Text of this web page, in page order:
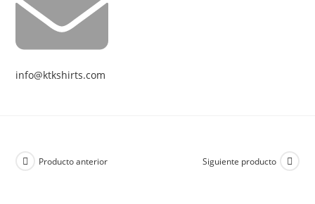
info@ktkshirts.com
Producto anterior Siguiente producto